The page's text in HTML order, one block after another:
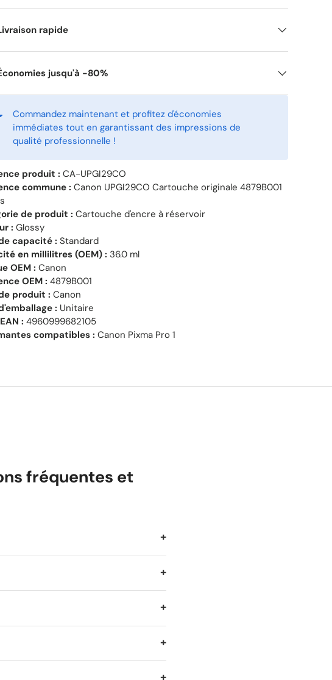
rapide
jusqu'à -80%
Commandez maintenant et profitez d'économies
immédiates tout en garantissant des impressions de
qualité professionnelle !
produit : CA-UPGI29CO
commune : Canon UPGI29CO Cartouche originale 4879B001
de produit : Cartouche d'encre à réservoir
: Glossy
capacité : Standard
en millilitres (OEM) : 36.0 ml
OEM : Canon
OEM : 4879B001
produit : Canon
: Unitaire
: 4960999682105
compatibles : Canon Pixma Pro 1
fréquentes et